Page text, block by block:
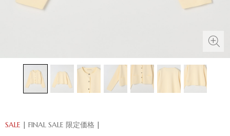
SALE | FINAL SALE 限定価格 |